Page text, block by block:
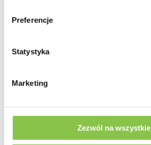
Preferencje
Statystyka
Marketing
Zezwól na wszystkie
Silne rozluźnienie całego ciała
Kush, ziemisty
Producent